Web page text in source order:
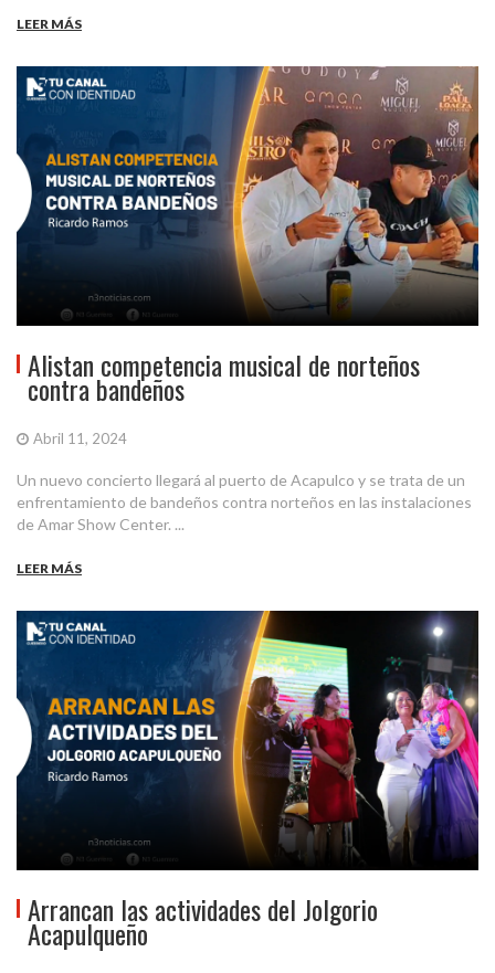
LEER MÁS
Alistan competencia musical de norteños
contra bandeños
Abril 11, 2024
Un nuevo concierto llegará al puerto de Acapulco y se trata de un
enfrentamiento de bandeños contra norteños en las instalaciones
de Amar Show Center. ...
LEER MÁS
Arrancan las actividades del Jolgorio
Acapulqueño